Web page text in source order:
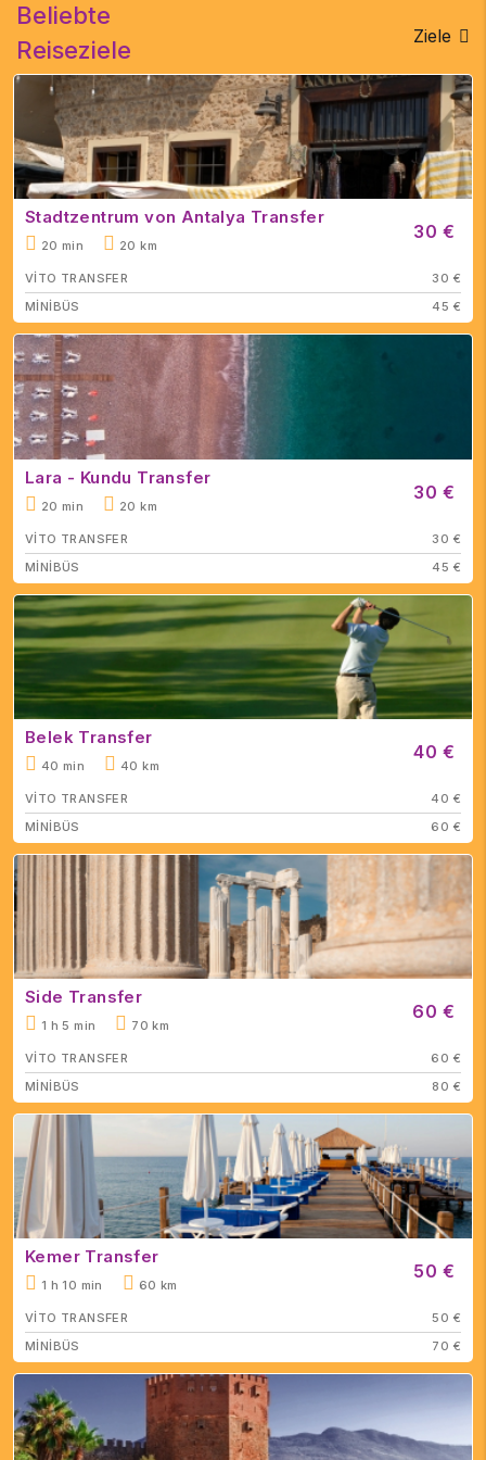
Beliebte
Reiseziele
Ziele
Stadtzentrum von Antalya Transfer
20 min 20 km
30 €
VİTO TRANSFER
30 €
MİNİBÜS
45 €
Lara - Kundu Transfer
20 min 20 km
30 €
VİTO TRANSFER
30 €
MİNİBÜS
45 €
Belek Transfer
40 min 40 km
40 €
VİTO TRANSFER
40 €
MİNİBÜS
60 €
Side Transfer
1 h 5 min 70 km
60 €
VİTO TRANSFER
60 €
MİNİBÜS
80 €
Kemer Transfer
1 h 10 min 60 km
50 €
VİTO TRANSFER
50 €
MİNİBÜS
70 €